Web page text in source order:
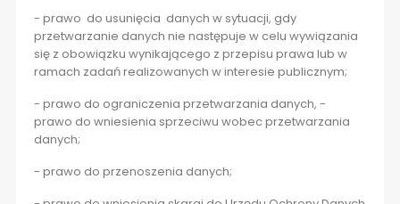
- prawo do usunięcia danych w sytuacji, gdy
przetwarzanie danych nie następuje w celu wywiązania
się z obowiązku wynikającego z przepisu prawa lub w
ramach zadań realizowanych w interesie publicznym;
- prawo do ograniczenia przetwarzania danych, -
prawo do wniesienia sprzeciwu wobec przetwarzania
danych;
- prawo do przenoszenia danych;